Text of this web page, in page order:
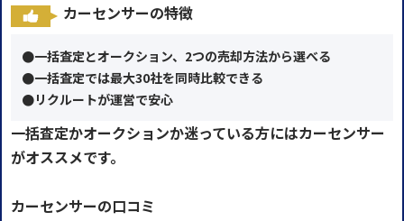
カーセンサーの特徴
●一括査定とオークション、2つの売却方法から選べる
●一括査定では最大30社を同時比較できる
●リクルートが運営で安心
一括査定かオークションか迷っている方にはカーセンサー
がオススメです。
カーセンサーの口コミ